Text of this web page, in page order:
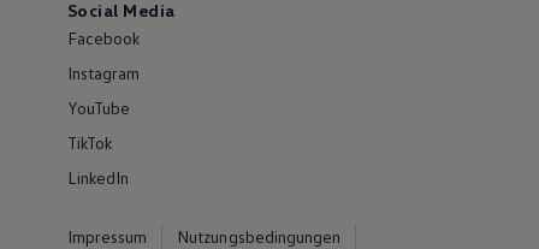
Social Media
Facebook
Instagram
YouTube
TikTok
LinkedIn
Impressum
Nutzungsbedingungen